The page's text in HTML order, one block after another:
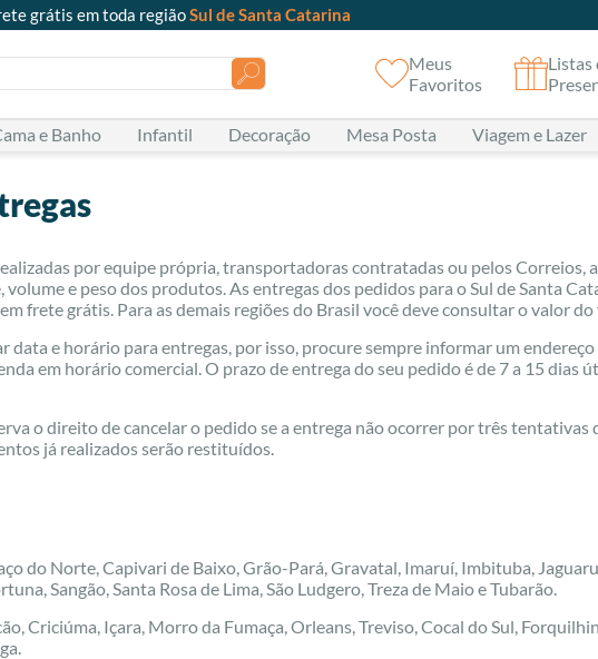
grátis em toda regiãoSul de Santa Catarina
Meus
Favoritos
Listas
e Banho Infantil Decoração Mesa Posta Viagem e Lazer
por equipe própria, transportadoras contratadas ou pelos Correios,
e peso dos produtos. As entregas dos pedidos para o Sul de Santa
frete grátis. Para as demais regiões do Brasil você deve consultar o valor
data e horário para entregas, por isso, procure sempre informar um
em horário comercial. O prazo de entrega do seu pedido é de 7 a 15 dias
o direito de cancelar o pedido se a entrega não ocorrer por três tentativas
já realizados serão restituídos.
do Norte, Capivari de Baixo, Grão-Pará, Gravatal, Imaruí, Imbituba,
Sangão, Santa Rosa de Lima, São Ludgero, Treza de Maio e Tubarão.
Criciúma, Içara, Morro da Fumaça, Orleans, Treviso, Cocal do Sul,